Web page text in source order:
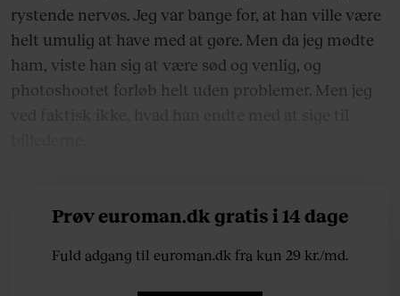
rystende nervøs. Jeg var bange for, at han ville være
helt umulig at have med at gøre. Men da jeg mødte
ham, viste han sig at være sød og venlig, og
photoshootet forløb helt uden problemer. Men jeg
Prøv euroman.dk gratis i 14 dage
Fuld adgang til euroman.dk fra kun 29 kr./md.